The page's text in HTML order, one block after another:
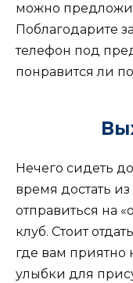
можно
Поблагодарите
телефон под
понравится ли
Нечего сидеть
время достать
отправиться на
клуб. Стоит
где вам приятно
улыбки для